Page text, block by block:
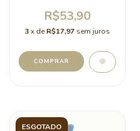
R$53,90
3x de R$17,97 sem juros
COMPRAR
ESGOTADO